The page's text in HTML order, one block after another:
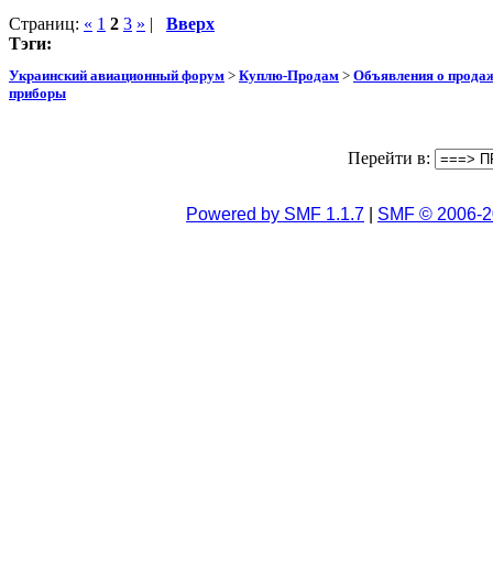
Страниц: « 1 2 3 » | Вверх
Тэги:
Украинский авиационный форум > Куплю-Продам > Объявления о
приборы
Перейти в:
Powered by SMF 1.1.7 SMF © 2006-